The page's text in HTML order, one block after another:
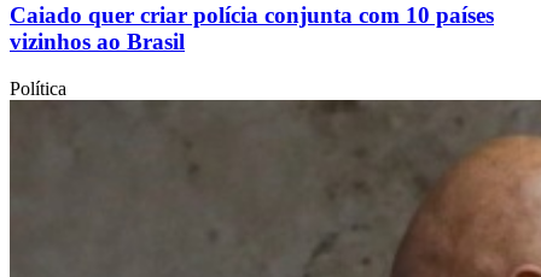
Caiado quer criar polícia conjunta com 10 países
vizinhos ao Brasil
Política